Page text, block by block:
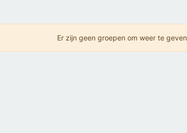
Er zijn geen groepen om weer te geven